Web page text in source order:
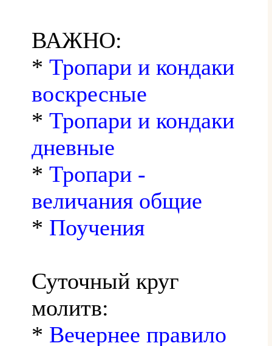
ВАЖНО:
* Тропари и кондаки
воскресные
* Тропари и кондаки
дневные
* Тропари -
величания общие
* Поучения
Суточный круг
молитв:
* Вечернее правило